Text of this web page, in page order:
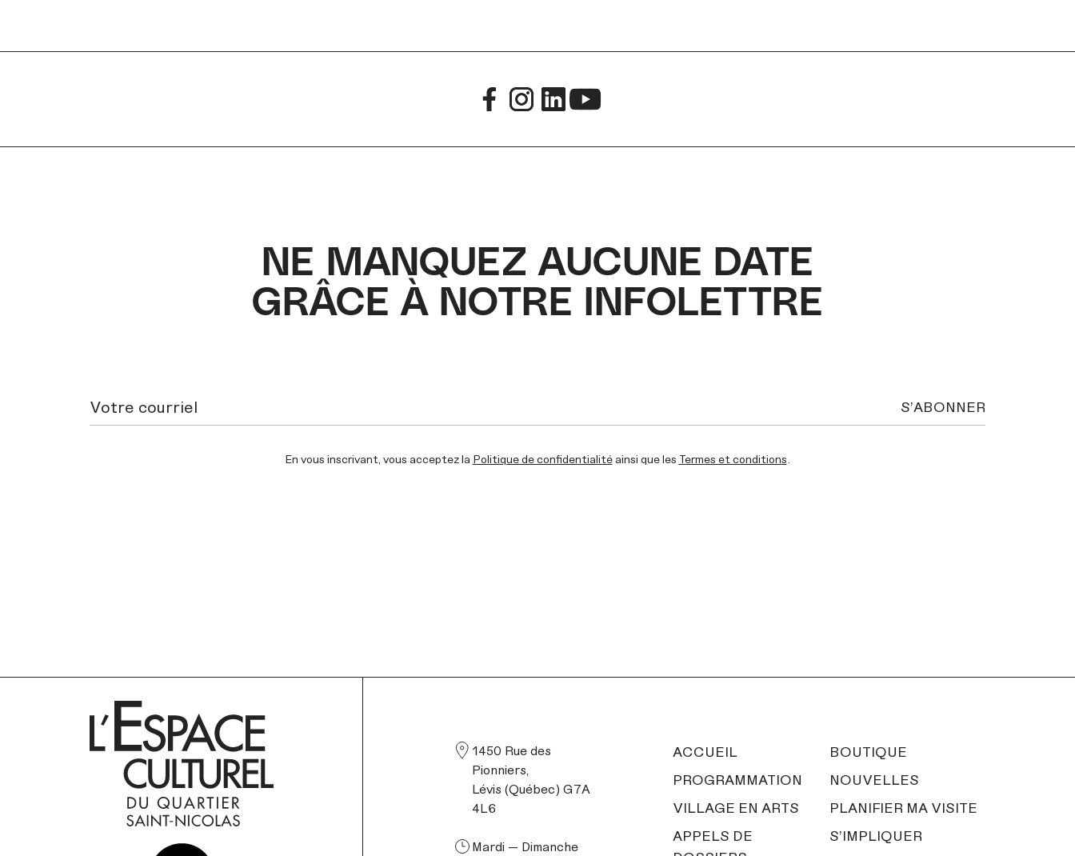
NE MANQUEZ AUCUNE DATE
GRÂCE À NOTRE INFOLETTRE
En vous inscrivant, vous acceptez la Politique de confidentialitéainsi que les Termes et conditions
1450 Rue des
Pionniers,
Lévis (Québec) G7A
4L6
Mardi — Dimanche
ACCUEIL
PROGRAMMATION
VILLAGE EN ARTS
APPELS DE
BOUTIQUE
NOUVELLES
PLANIFIER MA VISITE
S’IMPLIQUER